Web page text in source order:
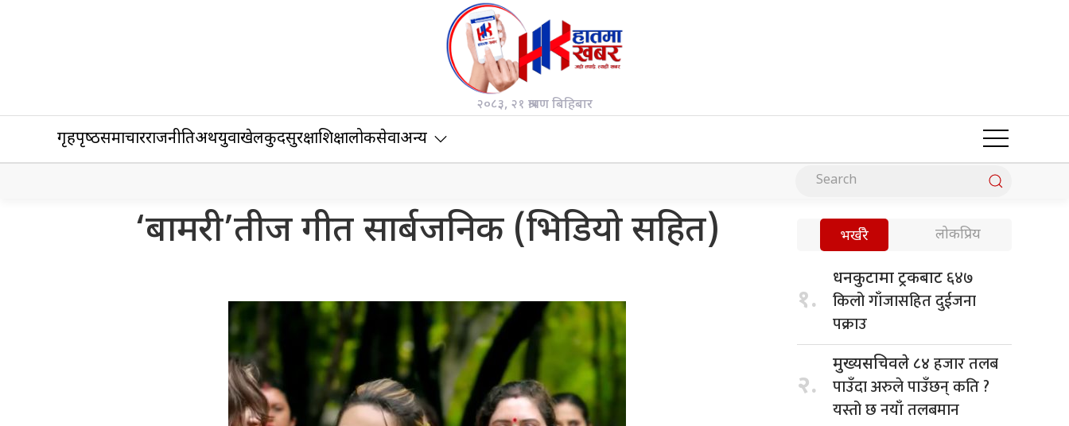
२०८३, २१ श्रावण बिहिबार
गृहपृष्‍ठसमाचारराजनीतिअर्थयुवाखेलकुदसुरक्षाशिक्षालोकसेवाअन्य
‘बामरी’तीज गीत सार्बजनिक (भिडियो सहित) भर्खरै लोकप्रिय
१.
धनकुटामा ट्रकबाट ६४७
किलो गाँजासहित दुईजना
पक्राउ
२.
मुख्यसचिवले ८४ हजार तलब
पाउँदा अरुले पाउँछन् कति ?
यस्तो छ नयाँ तलबमान